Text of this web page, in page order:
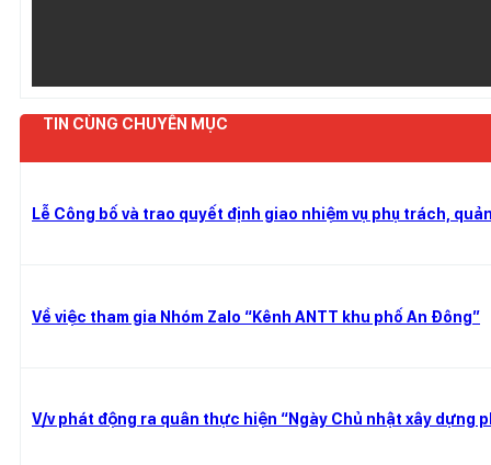
TIN CÙNG CHUYÊN MỤC
Lễ Công bố và trao quyết định giao nhiệm vụ phụ trách,
Về việc tham gia Nhóm Zalo “Kênh ANTT khu phố An Đông”
V/v phát động ra quân thực hiện “Ngày Chủ nhật xây dựng